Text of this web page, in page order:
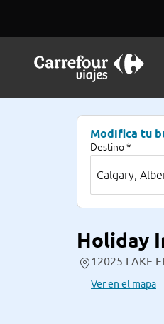
Modifica tu
Destino *
Holiday
12025 LAKE
Ver en el mapa